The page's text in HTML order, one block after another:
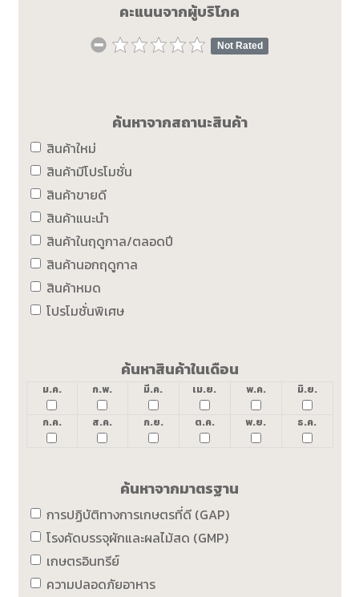
คะแนนจากผู้บริโภค
Not Rated
ค้นหาจากสถานะสินค้า
สินค้าใหม่
สินค้ามีโปรโมชั่น
สินค้าขายดี
สินค้าแนะนำ
สินค้าในฤดูกาล/ตลอดปี
สินค้านอกฤดูกาล
สินค้าหมด
โปรโมชั่นพิเศษ
ค้นหาสินค้าในเดือน
ม.ค. ก.พ. มี.ค. เม.ย. พ.ค. มิ.ย.
ก.ค. ส.ค. ก.ย. ต.ค. พ.ย. ธ.ค.
ค้นหาจากมาตรฐาน
การปฏิบัติทางการเกษตรที่ดี (GAP)
โรงคัดบรรจุผักและผลไม้สด (GMP)
เกษตรอินทรีย์
ความปลอดภัยอาหาร